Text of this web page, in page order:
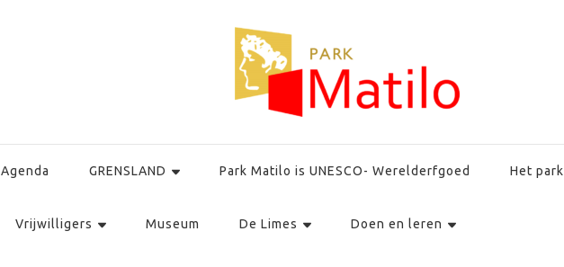
Agenda GRENSLAND Park Matilo is UNESCO- Werelderfgoed Het park
Vrijwilligers Museum De Limes Doen en leren